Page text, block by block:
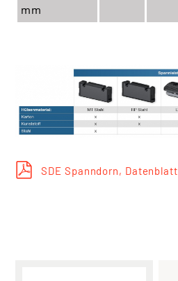
mm
SDE Spanndorn, Datenblatt